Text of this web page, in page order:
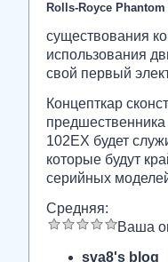
Rolls-Royce Phantom
существования
использования
свой первый
Концепткар
102EX будет
которые будут
серийных
Средняя:
Ваша
sva8's blog